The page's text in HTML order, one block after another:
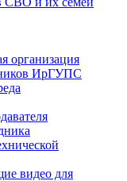
организация
ИрГУПС
видео для